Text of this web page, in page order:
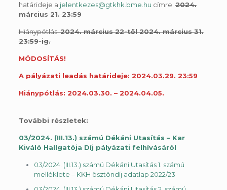
határideje a jelentkezes@gtkhk.bme.hu címre:2024.
március 21. 23:59
Hiánypótlás:2024. március 22-től 2024. március 31.
23:59-ig.
MÓDOSÍTÁS!
A pályázati leadás határideje: 2024.03.29. 23:59
Hiánypótlás: 2024.03.30. – 2024.04.05.
További részletek:
03/2024. (III.13.) számú Dékáni Utasítás – Kar
Kiváló Hallgatója Díj pályázati felhívásáról
03/2024. (III.13.) számú Dékáni Utasítás 1. számú
melléklete – KKH ösztöndíj adatlap 2022/23